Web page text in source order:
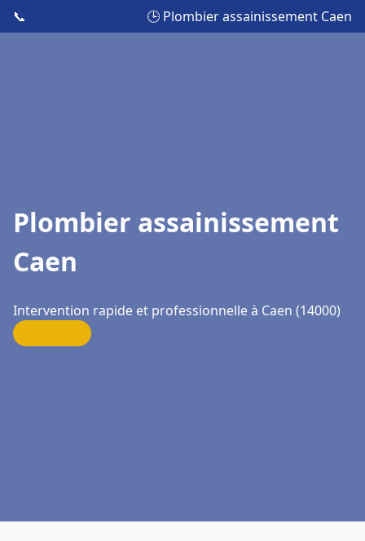
📞 🕒 Plombier assainissement Caen
Plombier assainissement
Caen
Intervention rapide et professionnelle à Caen (14000)